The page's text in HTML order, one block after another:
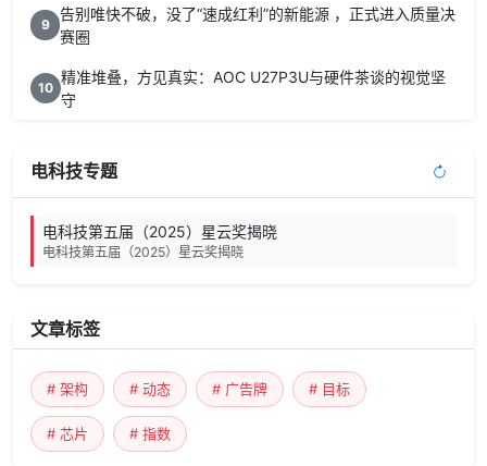
9
告别唯快不破，没了“速成红利”的新能源 ，正式进入质量决
赛圈
10
精准堆叠，方见真实：AOC U27P3U与硬件茶谈的视觉坚
守
电科技专题
电科技第五届（2025）星云奖揭晓
电科技第五届（2025）星云奖揭晓
文章标签
# 架构 # 动态 # 广告牌 # 目标
# 芯片 # 指数